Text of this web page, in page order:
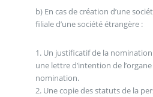
b) En cas de création d’une
filiale d’une société étrangère :
1. Un justificatif de la
une lettre d’intention de
nomination.
2. Une copie des statuts de la